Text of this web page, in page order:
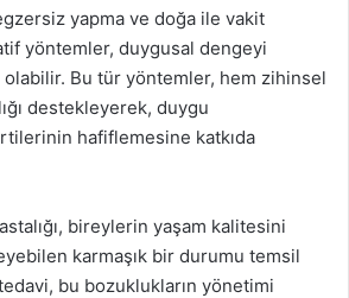
yapma ve doğa ile vakit
yöntemler, duygusal dengeyi
olabilir. Bu tür yöntemler, hem zihinsel
destekleyerek, duygu
hafiflemesine katkıda
bireylerin yaşam kalitesini
karmaşık bir durumu temsil
bu bozuklukların yönetimi